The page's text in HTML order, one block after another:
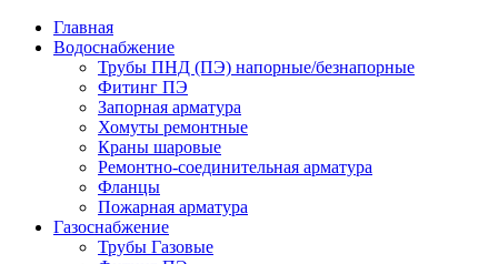
Главная
Водоснабжение
Трубы ПНД (ПЭ) напорные/безнапорные
Фитинг ПЭ
Запорная арматура
Хомуты ремонтные
Краны шаровые
Ремонтно-соединительная арматура
Фланцы
Пожарная арматура
Газоснабжение
Трубы Газовые